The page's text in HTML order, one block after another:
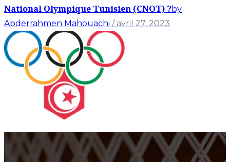
National Olympique Tunisien (CNOT) ?by
Abderrahmen Mahouachi / avril 27, 2023